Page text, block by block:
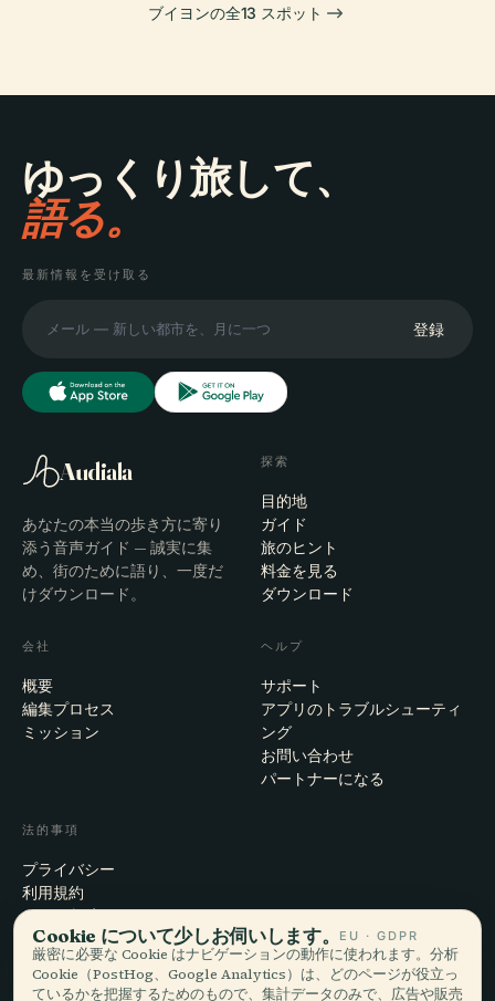
ブイヨンの全13 スポット
ゆっくり旅して、
語る。
最新情報を受け取る
登録
Audiala
あなたの本当の歩き方に寄り
添う音声ガイド — 誠実に集
め、街のために語り、一度だ
けダウンロード。
探索
目的地
ガイド
旅のヒント
料金を見る
ダウンロード
会社
概要
編集プロセス
ミッション
ヘルプ
サポート
アプリのトラブルシューティ
ング
お問い合わせ
パートナーになる
法的事項
プライバシー
利用規約
Cookie設定
アカウント削除
Cookie について少しお伺いします。 EU · GDPR
厳密に必要な Cookie はナビゲーションの動作に使われます。分析
Cookie（PostHog、Google Analytics）は、どのページが役立っ
ているかを把握するためのもので、集計データのみで、広告や販売